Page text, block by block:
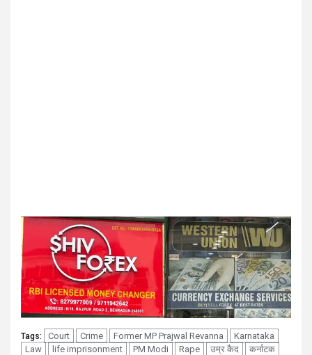
Tags: Court Crime Former MP Prajwal Revanna
Karnataka
Law
life imprisonment PM Modi Rape उम्र कैद
कर्नाटक